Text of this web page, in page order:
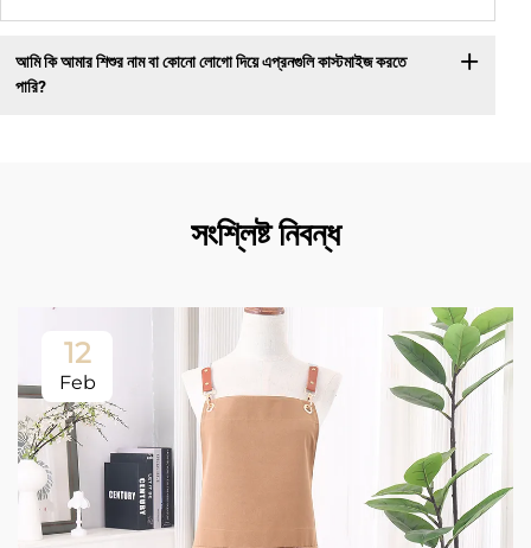
আমি কি আমার শিশুর নাম বা কোনো লোগো দিয়ে এপ্রনগুলি কাস্টমাইজ করতে
পারি?
সংশ্লিষ্ট নিবন্ধ
12
Feb